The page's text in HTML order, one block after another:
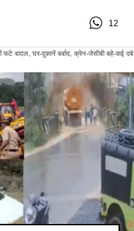
12
फटे बादल, घर-दुकानें बर्बाद, क्रेन-जेसीबी बहे-कई दबे​